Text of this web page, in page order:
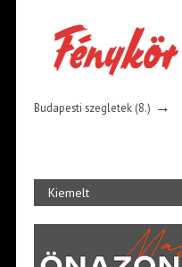
Budapesti szegletek (8.) →
Kiemelt